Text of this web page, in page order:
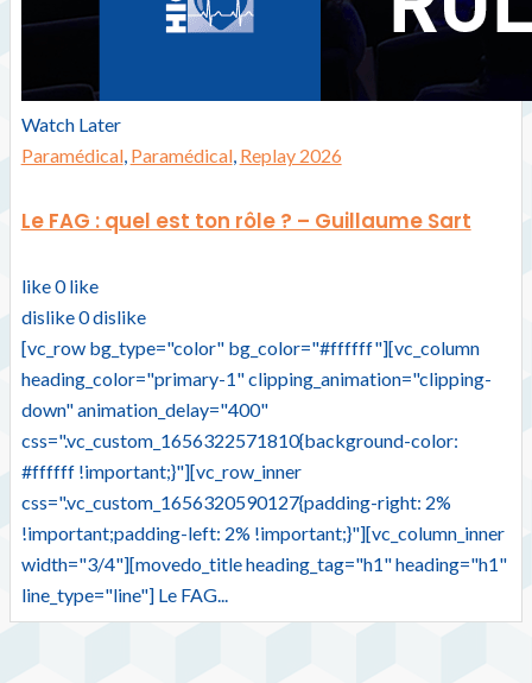
Watch Later
Paramédical, Paramédical, Replay 2026
Le FAG : quel est ton rôle ? – Guillaume Sart
like0 like
dislike0dislike
[vc_row bg_type="color" bg_color="#ffffff"][vc_column
heading_color="primary-1" clipping_animation="clipping-
down" animation_delay="400"
css=".vc_custom_1656322571810{background-color:
#ffffff !important;}"][vc_row_inner
css=".vc_custom_1656320590127{padding-right: 2%
!important;padding-left: 2% !important;}"][vc_column_inner
width="3/4"][movedo_title heading_tag="h1" heading="h1"
line_type="line"] Le FAG...